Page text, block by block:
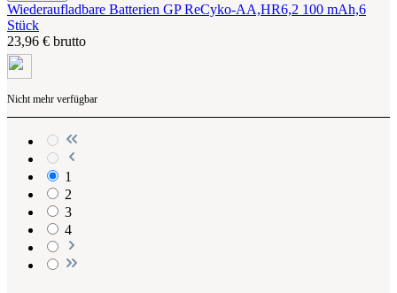
Wiederaufladbare Batterien GP ReCyko-AA,HR6,2 100 mAh,6
Stück
23,96 € brutto
Nicht mehr verfügbar
1
2
3
4